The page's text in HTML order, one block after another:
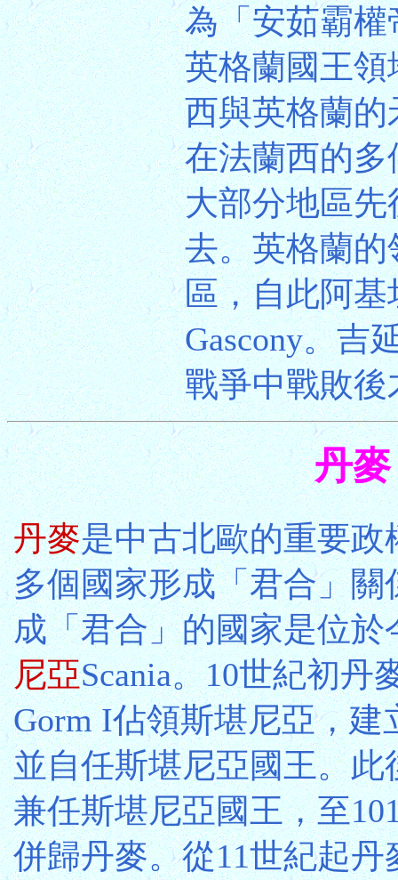
為「安茹霸
英格蘭國王領
西與英格蘭
在法蘭西的
大部分地區先
去。英格蘭的
區，自此阿基
Gascony。吉
戰爭中戰敗
丹
丹麥是中古北歐的重要政
多個國家形成「君合」關
成「君合」的國家是位於
尼亞Scania。10世紀初丹
Gorm I佔領斯堪尼亞，建
並自任斯堪尼亞國王。此
兼任斯堪尼亞國王，至
併歸丹麥。從11世紀起